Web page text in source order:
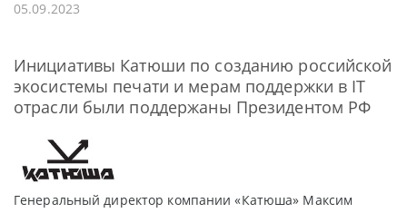
05.09.2023
Инициативы Катюши по созданию российской
экосистемы печати и мерам поддержки в IT
отрасли были поддержаны Президентом РФ
Генеральный директор компании «Катюша» Максим